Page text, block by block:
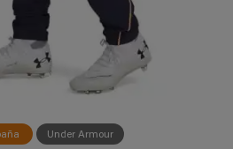
Under Armour